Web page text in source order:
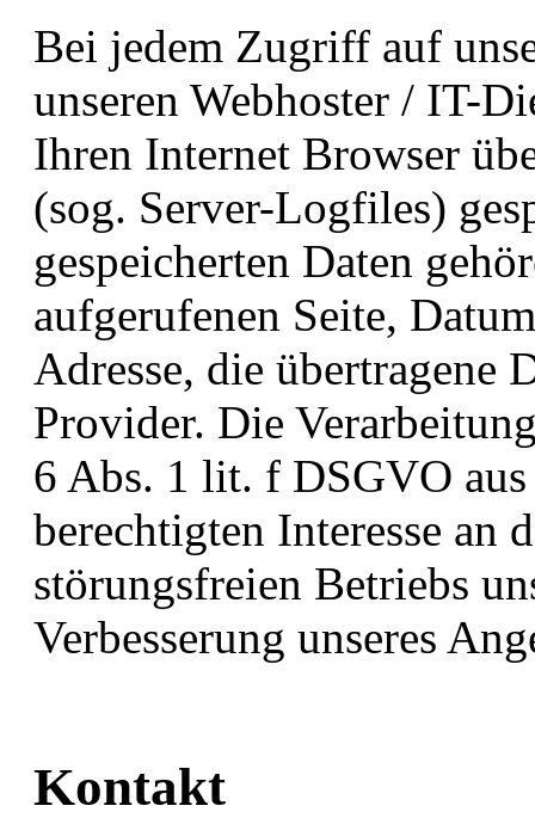
Bei jedem Zugriff auf
unseren Webhoster / IT-
Ihren Internet Browser
(sog. Server-Logfiles)
gespeicherten Daten
aufgerufenen Seite,
Adresse, die übertragene
Provider. Die
6 Abs. 1 lit. f DSGVO
berechtigten Interesse an
störungsfreien Betriebs
Verbesserung unseres
Kontakt